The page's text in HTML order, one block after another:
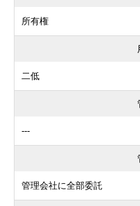
所有権
二低
---
管理会社に全部委託